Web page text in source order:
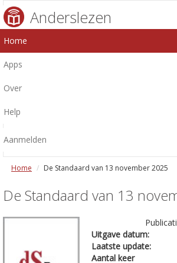
Anderslezen
Home
Apps
Over
Help
Aanmelden
Home De Standaard van 13 november 2025
De Standaard van 13
Uitgave datum:
Laatste update:
Aantal keer